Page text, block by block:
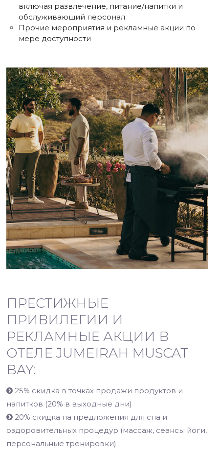
включая развлечение, питание/напитки и
обслуживающий персонал
Прочие мероприятия и рекламные акции по
мере доступности
ПРЕСТИЖНЫЕ
ПРИВИЛЕГИИ И
РЕКЛАМНЫЕ АКЦИИ В
ОТЕЛЕ JUMEIRAH MUSCAT
BAY:
25% скидка в точках продажи продуктов и
напитков (20% в выходные дни)
20% скидка на предложения для спа и
оздоровительных процедур (массаж, сеансы йоги,
персональные тренировки)